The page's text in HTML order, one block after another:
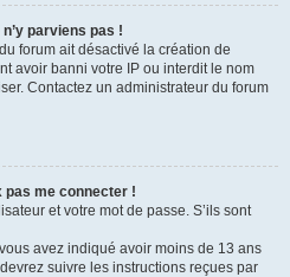
parviens pas !
forum ait désactivé la création de
avoir banni votre IP ou interdit le nom
Contactez un administrateur du forum
pas me connecter !
et votre mot de passe. S’ils sont
avez indiqué avoir moins de 13 ans
suivre les instructions reçues par